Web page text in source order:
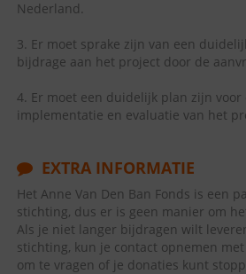
Nederland.
3. Er moet sprake zijn van een
bijdrage aan het project door de
4. Er moet een duidelijk plan zijn voor
implementatie en evaluatie van het
EXTRA INFORMATIE
Het Anne Van Den Ban Fonds is een
stichting, dus er is geen manier om
Als je niet langer bijdragen wilt
stichting, kun je contact opnemen
om te vragen of je donaties kunt